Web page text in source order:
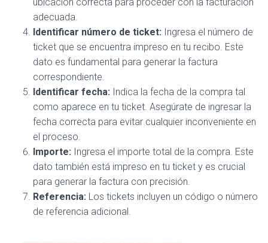
adecuada.
Identificar número de ticket: Ingresa el número de
ticket que se encuentra impreso en tu recibo. Este
dato es fundamental para generar la factura
correspondiente.
Identificar fecha: Indica la fecha de la compra tal
como aparece en tu ticket. Asegúrate de ingresar la
fecha correcta para evitar cualquier inconveniente en
el proceso.
Importe: Ingresa el importe total de la compra. Este
dato también está impreso en tu ticket y es crucial
para generar la factura con precisión.
Referencia: Los tickets incluyen un código o número
de referencia adicional.